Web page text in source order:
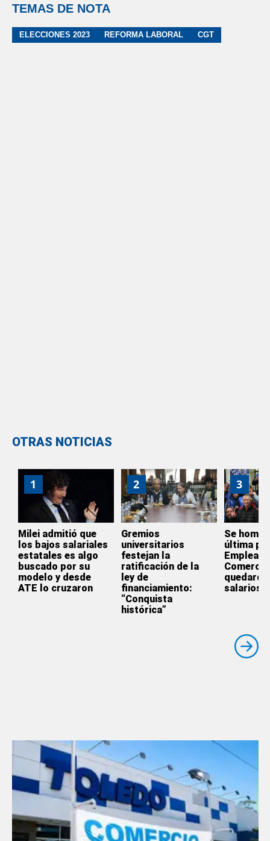
TEMAS DE NOTA
ELECCIONES 2023 REFORMA LABORAL CGT
OTRAS NOTICIAS
1
Milei admitió que
los bajos salariales
estatales es algo
buscado por su
modelo y desde
ATE lo cruzaron
2
Gremios
universitarios
festejan la
ratificación de la
ley de
financiamiento:
“Conquista
histórica”
3
Se
última
salarios